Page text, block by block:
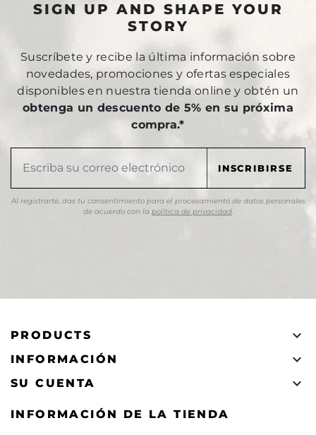
SIGN UP AND SHAPE YOUR
STORY
Suscríbete y recibe la última información sobre
novedades, promociones y ofertas especiales
disponibles en nuestra tienda online y obtén un
obtenga un descuento de 5% en su próxima
compra.*
Al registrarte, das tu consentimiento para el procesamiento de datos personales
de acuerdo con la política de privacidad.
PRODUCTS 
INFORMACIÓN 
SU CUENTA 
INFORMACIÓN DE LA TIENDA